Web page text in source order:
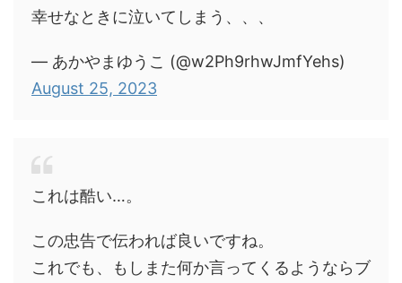
幸せなときに泣いてしまう、、、
— あかやまゆうこ (@w2Ph9rhwJmfYehs)
August 25, 2023
これは酷い…。
この忠告で伝われば良いですね。
これでも、もしまた何か言ってくるようならブ